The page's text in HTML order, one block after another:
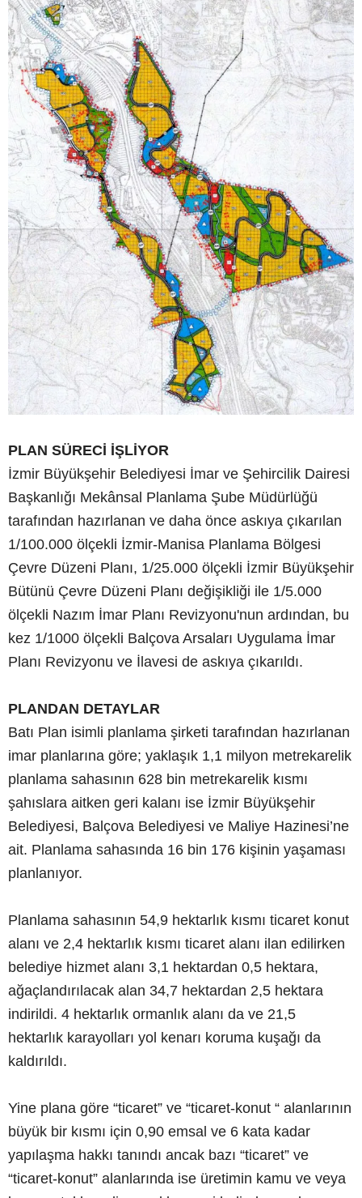
PLAN SÜRECİ İŞLİYOR
İzmir Büyükşehir Belediyesi İmar ve Şehircilik Dairesi
Başkanlığı Mekânsal Planlama Şube Müdürlüğü
tarafından hazırlanan ve daha önce askıya çıkarılan
1/100.000 ölçekli İzmir-Manisa Planlama Bölgesi
Çevre Düzeni Planı, 1/25.000 ölçekli İzmir Büyükşehir
Bütünü Çevre Düzeni Planı değişikliği ile 1/5.000
ölçekli Nazım İmar Planı Revizyonu'nun ardından, bu
kez 1/1000 ölçekli Balçova Arsaları Uygulama İmar
Planı Revizyonu ve İlavesi de askıya çıkarıldı.
PLANDAN DETAYLAR
Batı Plan isimli planlama şirketi tarafından hazırlanan
imar planlarına göre; yaklaşık 1,1 milyon metrekarelik
planlama sahasının 628 bin metrekarelik kısmı
şahıslara aitken geri kalanı ise İzmir Büyükşehir
Belediyesi, Balçova Belediyesi ve Maliye Hazinesi’ne
ait. Planlama sahasında 16 bin 176 kişinin yaşaması
planlanıyor.
Planlama sahasının 54,9 hektarlık kısmı ticaret konut
alanı ve 2,4 hektarlık kısmı ticaret alanı ilan edilirken
belediye hizmet alanı 3,1 hektardan 0,5 hektara,
ağaçlandırılacak alan 34,7 hektardan 2,5 hektara
indirildi. 4 hektarlık ormanlık alanı da ve 21,5
hektarlık karayolları yol kenarı koruma kuşağı da
kaldırıldı.
Yine plana göre “ticaret” ve “ticaret-konut “ alanlarının
büyük bir kısmı için 0,90 emsal ve 6 kata kadar
yapılaşma hakkı tanındı ancak bazı “ticaret” ve
“ticaret-konut” alanlarında ise üretimin kamu ve veya